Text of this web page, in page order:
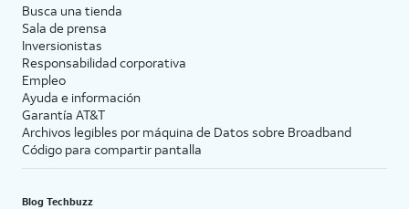
Busca una tienda
Sala de prensa
Inversionistas
Responsabilidad corporativa
Empleo
Ayuda e información
Garantía AT&T
Archivos legibles por máquina de Datos sobre Broadband
Código para compartir pantalla
Blog Techbuzz